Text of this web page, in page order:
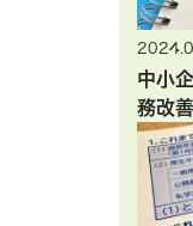
中小
務改